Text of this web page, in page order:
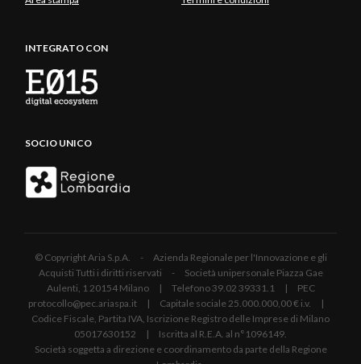
INTEGRATO CON
SOCIO UNICO
© Copyright Aria S.p.A. - Azienda Regionale per l'Innovazione e gli
Acquisti Tutti i diritti riservati - Società unipersonale Piazza Gae
Aulenti, 1 20154 Milano | Telefono 39.02 39331.1 | PEC
protocollo@pec.ariaspa.it | Capitale sociale 25.000.000,00 € i.v. |
Codice Fiscale, Partita IVA, Iscrizione Registro delle Imprese di Milano
05017630152 | Iscritta al R.E.A. al n°1096149.
Società soggetta a direzione e coordinamento da parte della Regione